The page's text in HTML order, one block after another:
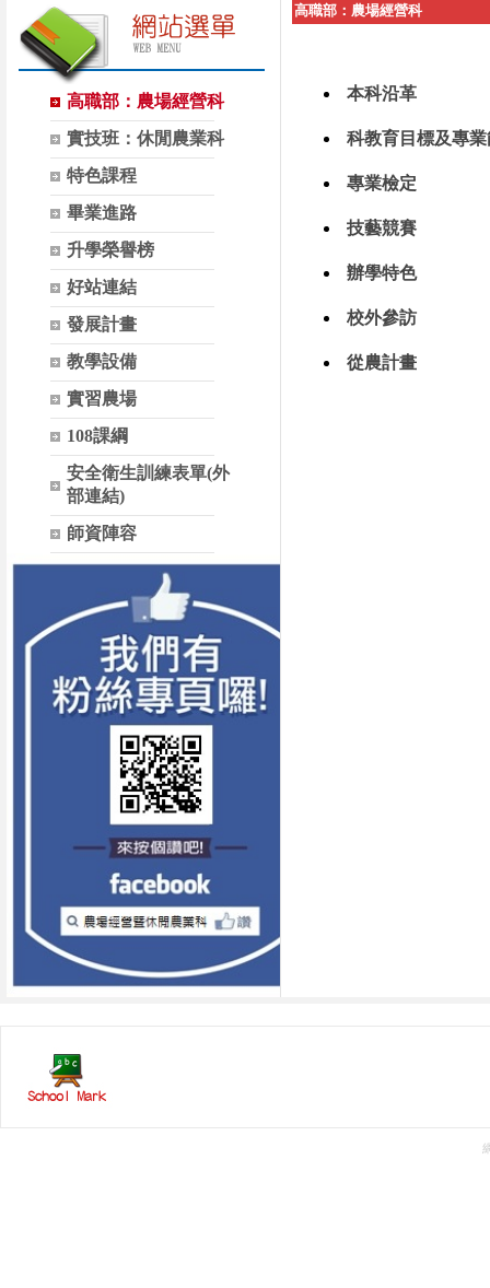
高職部：農場經營科
實技班：休閒農業科
特色課程
畢業進路
升學榮譽榜
好站連結
發展計畫
教學設備
實習農場
108課綱
安全衛生訓練表單(外
部連結)
師資陣容
高職部：農場經營科
本科沿革
科教育目標及專
專業檢定
技藝競賽
辦學特色
校外參訪
從農計畫